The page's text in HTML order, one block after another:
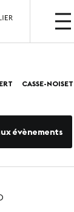
?
CASSE-
évènements